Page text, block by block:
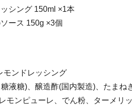
シング 150ml ×1本
ース 150g ×3個
ンドレッシング
液糖)、醸造酢(国内製造)、たまね
モンピューレ、でん粉、ターメリ